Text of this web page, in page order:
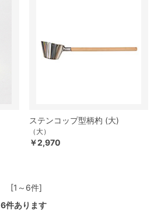
ステンコップ型柄杓 (大)
（大）
￥2,970
[1～6件]
6件あります